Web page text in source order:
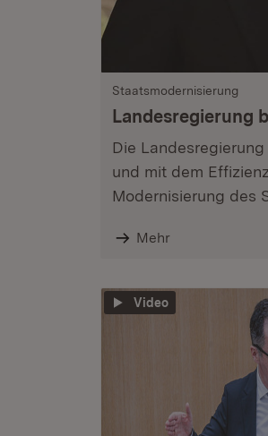
Staatsmodernisierung
Landesregierung
Die
und mit dem
Modernisierung des
Mehr
Video